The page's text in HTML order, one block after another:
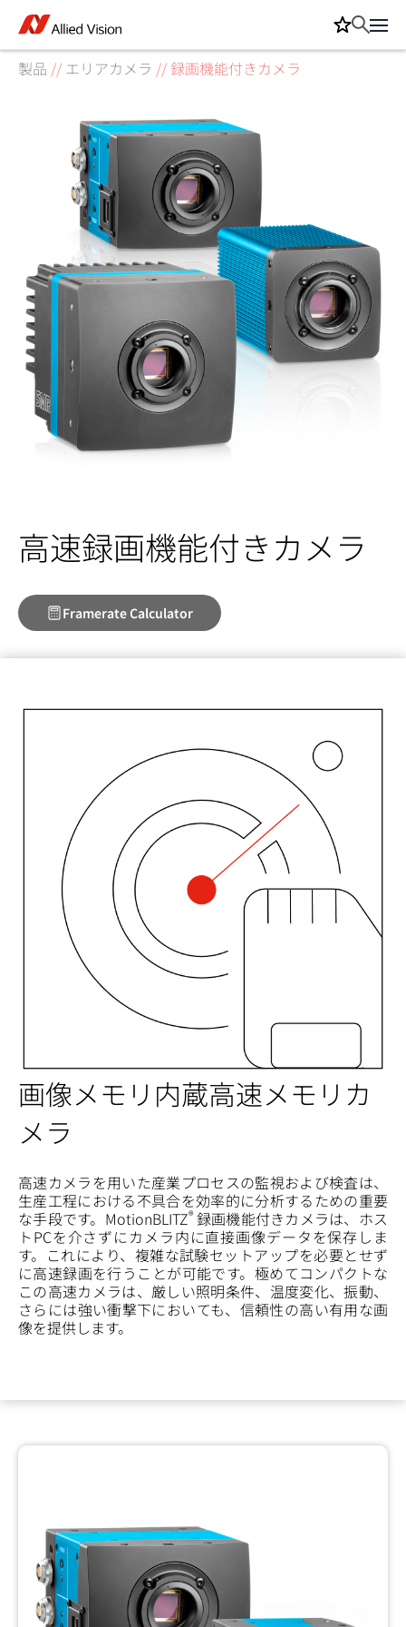
製品 // エリアカメラ //録画機能付きカメラ
高速録画機能付きカメラ
Framerate Calculator
画像メモリ内蔵高速メモリカ
メラ
高速カメラを用いた産業プロセスの監視および検査は、
生産工程における不具合を効率的に分析するための重要
な手段です。MotionBLITZ®録画機能付きカメラは、ホス
トPCを介さずにカメラ内に直接画像データを保存しま
す。これにより、複雑な試験セットアップを必要とせず
に高速録画を行うことが可能です。極めてコンパクトな
この高速カメラは、厳しい照明条件、温度変化、振動、
さらには強い衝撃下においても、信頼性の高い有用な画
像を提供します。